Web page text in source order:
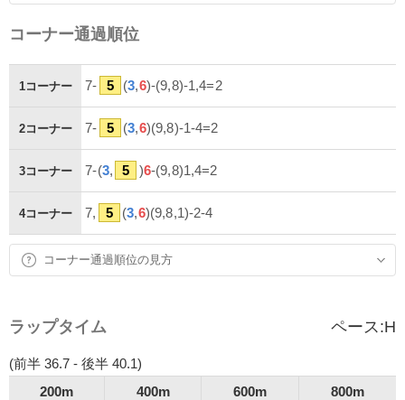
コーナー通過順位
1コーナー 7- 5 (3,6)-(9,8)-1,4=2
2コーナー 7- 5 (3,6)(9,8)-1-4=2
3コーナー 7-(3, 5 )6-(9,8)1,4=2
4コーナー 7, 5 (3,6)(9,8,1)-2-4
コーナー通過順位の見方
ラップタイム ペース:H
(前半 36.7 - 後半 40.1)
200m
400m 600m
800m